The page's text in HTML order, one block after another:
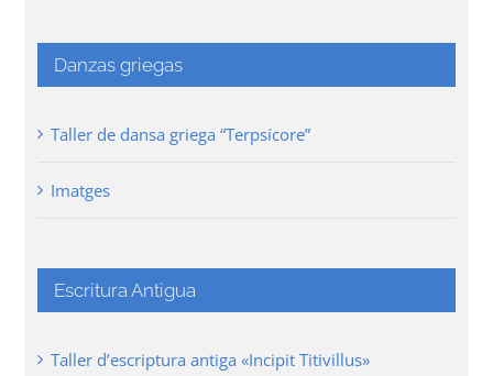
Danzas griegas
Taller de dansa griega “Terpsícore”
Imatges
Escritura Antigua
Taller d’escriptura antiga «Incipit Titivillus»